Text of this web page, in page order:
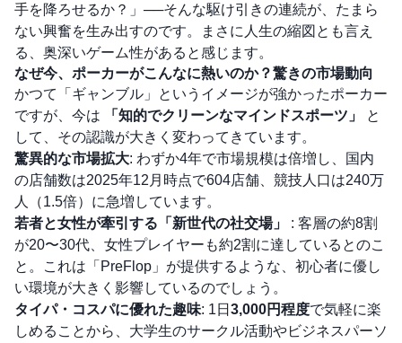
手を降ろせるか？」──そんな駆け引きの連続が、たまら
ない興奮を生み出すのです。まさに人生の縮図とも言え
る、奥深いゲーム性があると感じます。
なぜ今、ポーカーがこんなに熱いのか？驚きの市場動向
かつて「ギャンブル」というイメージが強かったポーカー
ですが、今は
「知的でクリーンなマインドスポーツ」
と
して、その認識が大きく変わってきています。
驚異的な市場拡大: わずか4年で市場規模は倍増し、国内
の店舗数は2025年12月時点で604店舗、競技人口は240万
人（1.5倍）に急増しています。
若者と女性が牽引する「新世代の社交場」
: 客層の約8割
が20〜30代、女性プレイヤーも約2割に達しているとのこ
と。これは「PreFlop」が提供するような、初心者に優し
い環境が大きく影響しているのでしょう。
タイパ・コスパに優れた趣味: 1日 3,000円程度で気軽に楽
しめることから、大学生のサークル活動やビジネスパーソ